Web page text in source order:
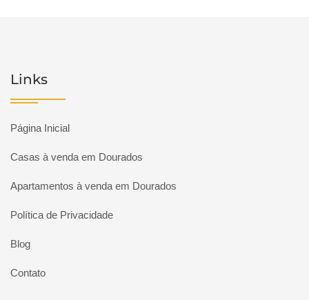
Links
Página Inicial
Casas à venda em Dourados
Apartamentos à venda em Dourados
Política de Privacidade
Blog
Contato